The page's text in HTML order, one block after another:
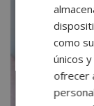
como
únicos
ofrecer